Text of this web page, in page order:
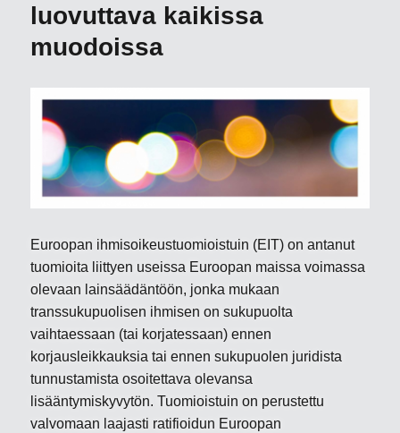
luovuttava kaikissa
muodoissa
Euroopan ihmisoikeustuomioistuin (EIT) on antanut
tuomioita liittyen useissa Euroopan maissa voimassa
olevaan lainsäädäntöön, jonka mukaan
transsukupuolisen ihmisen on sukupuolta
vaihtaessaan (tai korjatessaan) ennen
korjausleikkauksia tai ennen sukupuolen juridista
tunnustamista osoitettava olevansa
lisääntymiskyvytön. Tuomioistuin on perustettu
valvomaan laajasti ratifioidun Euroopan